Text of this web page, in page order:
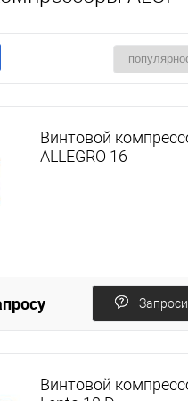
Винтовой
ALLEGRO 16
Винтовой